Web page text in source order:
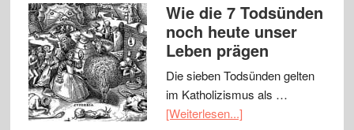
Wie die 7 Todsünden
noch heute unser
Leben prägen
Die sieben Todsünden gelten
im Katholizismus als …
[Weiterlesen...]